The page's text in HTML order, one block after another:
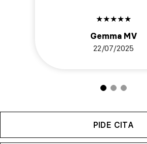
★★★★★
Gemma MV
22/07/2025
PIDE CITA